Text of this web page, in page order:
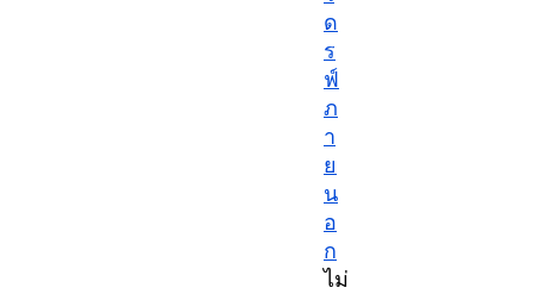
ด
ร
ฟ์
ภ
า
ย
น
อ
ก
ไม่